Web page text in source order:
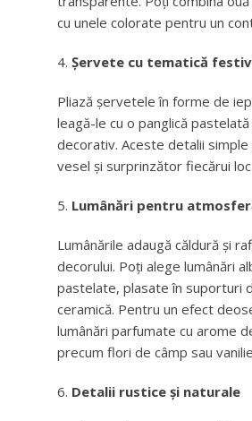
cu unele colorate pentru un
Șervete cu tematică
Pliază șervetele în forme de
leagă-le cu o panglică pastelată
decorativ. Aceste detalii simple
vesel și surprinzător fiecărui
Lumânări pentru
Lumânările adaugă căldură și
decorului. Poți alege lumânări
pastelate, plasate în suporturi
ceramică. Pentru un efect
lumânări parfumate cu arome
precum flori de câmp sau
Detalii rustice și naturale